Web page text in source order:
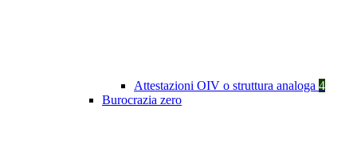
Attestazioni OIV o struttura analoga 4
Burocrazia zero